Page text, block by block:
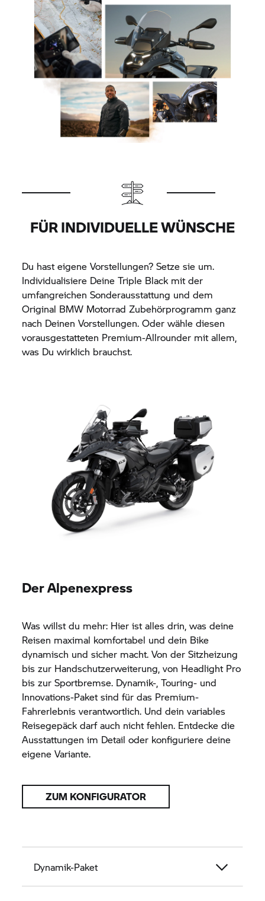
FÜR INDIVIDUELLE WÜNSCHE
Du hast eigene Vorstellungen? Setze sie um.
Individualisiere Deine Triple Black mit der
umfangreichen Sonderausstattung und dem
Original BMW Motorrad Zubehörprogramm ganz
nach Deinen Vorstellungen. Oder wähle diesen
vorausgestatteten Premium-Allrounder mit allem,
was Du wirklich brauchst.
Der Alpenexpress
Was willst du mehr: Hier ist alles drin, was deine
Reisen maximal komfortabel und dein Bike
dynamisch und sicher macht. Von der Sitzheizung
bis zur Handschutzerweiterung, von Headlight Pro
bis zur Sportbremse. Dynamik-, Touring- und
Innovations-Paket sind für das Premium-
Fahrerlebnis verantwortlich. Und dein variables
Reisegepäck darf auch nicht fehlen. Entdecke die
Ausstattungen im Detail oder konfiguriere deine
eigene Variante.
ZUM KONFIGURATOR
Dynamik-Paket